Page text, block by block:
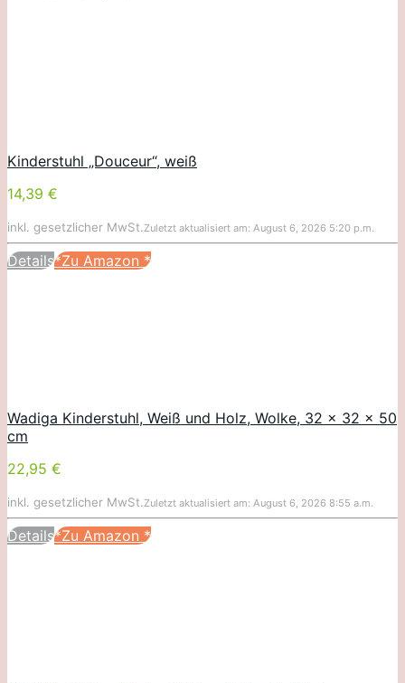
Kinderstuhl „Douceur“, weiß
14,39 €
inkl. gesetzlicher MwSt.Zuletzt aktualisiert am: August 6, 2026 5:20 p.m.
Details*Zu Amazon *
Wadiga Kinderstuhl, Weiß und Holz, Wolke, 32 x 32 x 50
cm
22,95 €
inkl. gesetzlicher MwSt.Zuletzt aktualisiert am: August 6, 2026 8:55 a.m.
Details*Zu Amazon *